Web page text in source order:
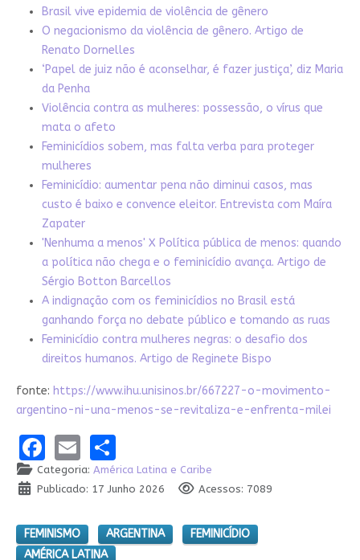
Brasil vive epidemia de violência de gênero
O negacionismo da violência de gênero. Artigo de
Renato Dornelles
‘Papel de juiz não é aconselhar, é fazer justiça’, diz Maria
da Penha
Violência contra as mulheres: possessão, o vírus que
mata o afeto
Feminicídios sobem, mas falta verba para proteger
mulheres
Feminicídio: aumentar pena não diminui casos, mas
custo é baixo e convence eleitor. Entrevista com Maíra
Zapater
'Nenhuma a menos' X Política pública de menos: quando
a política não chega e o feminicídio avança. Artigo de
Sérgio Botton Barcellos
A indignação com os feminicídios no Brasil está
ganhando força no debate público e tomando as ruas
Feminicídio contra mulheres negras: o desafio dos
direitos humanos. Artigo de Reginete Bispo
fonte: https://www.ihu.unisinos.br/667227-o-movimento-
argentino-ni-una-menos-se-revitaliza-e-enfrenta-milei
Facebook
EmailShare
Categoria: América Latina e Caribe
Publicado: 17 Junho 2026
Acessos: 7089
FEMINISMO ARGENTINA
FEMINICÍDIO
AMÉRICA LATINA